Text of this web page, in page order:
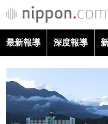
最新報導
最新報導 深度報導